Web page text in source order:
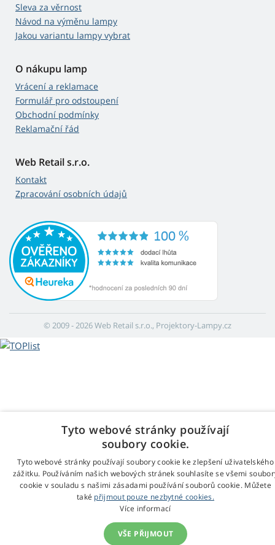
Sleva za věrnost
Návod na výměnu lampy
Jakou variantu lampy vybrat
O nákupu lamp
Vrácení a reklamace
Formulář pro odstoupení
Obchodní podmínky
Reklamační řád
Web Retail s.r.o.
Kontakt
Zpracování osobních údajů
© 2009 - 2026 Web Retail s.r.o., Projektory-Lampy.cz
Tyto webové stránky používají
soubory cookie.
Tyto webové stránky používají soubory cookie ke zlepšení uživatelského
zážitku. Používáním našich webových stránek souhlasíte se všemi
cookie v souladu s našimi zásadami používání souborů cookie. Můžete
také přijmout pouze nezbytné cookies.
Více informací
VŠE PŘIJMOUT